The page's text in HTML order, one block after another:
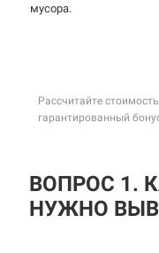
мусора.
Рассчитайте
гарантированный
ВОПРОС 1.
НУЖНО